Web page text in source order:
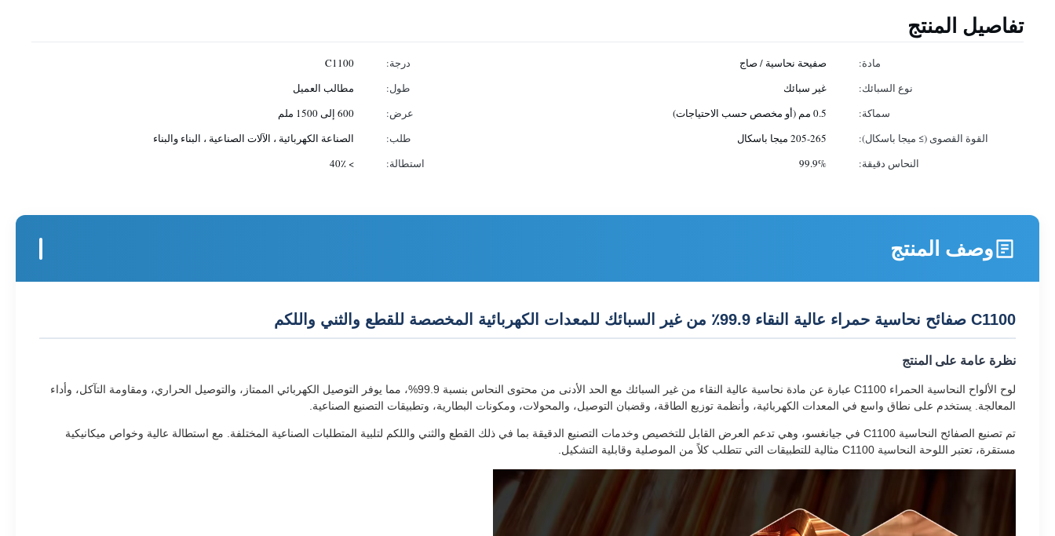
تفاصيل المنتج
مادة: صفيحة نحاسية / صاج درجة:
C1100
نوع السبائك:
غير سبائك طول:
مطالب العميل
سماكة:
0.5 مم (أو مخصص حسب الاحتياجات) عرض:
600 إلى 1500 ملم
القوة القصوى (≥ ميجا باسكال):
205-265 ميجا باسكال طلب:
الصناعة الكهربائية ، الآلات الصناعية ، البناء والبناء
النحاس دقيقة:
99.9% استطالة: > 40٪
وصف المنتج
C1100 صفائح نحاسية حمراء عالية النقاء 99.9٪ من غير السبائك للمعدات الكهربائية المخصصة للقطع والثني واللكم
نظرة عامة على المنتج
لوح الألواح النحاسية الحمراء C1100 عبارة عن مادة نحاسية عالية النقاء من غير السبائك مع الحد الأدنى من محتوى النحاس بنسبة 99.9%، مما يوفر التوصيل الكهربائي الممتاز، والتوصيل الحراري، ومقاومة التآكل، وأداء
المعالجة. يستخدم على نطاق واسع في المعدات الكهربائية، وأنظمة توزيع الطاقة، وقضبان التوصيل، والمحولات، ومكونات البطارية، وتطبيقات التصنيع الصناعية.
تم تصنيع الصفائح النحاسية C1100 في جيانغسو، وهي تدعم العرض القابل للتخصيص وخدمات التصنيع الدقيقة بما في ذلك القطع والثني واللكم لتلبية المتطلبات الصناعية المختلفة. مع استطالة عالية وخواص ميكانيكية
مستقرة، تعتبر اللوحة النحاسية C1100 مثالية للتطبيقات التي تتطلب كلاً من الموصلية وقابلية التشكيل.